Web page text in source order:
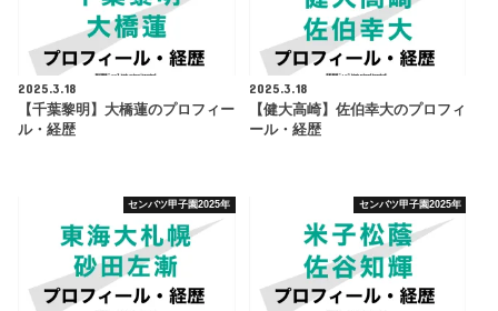
2025.3.18
【千葉黎明】大橋蓮のプロフィー
ル・経歴
2025.3.18
【健大高崎】佐伯幸大のプロフィ
ール・経歴
センバツ甲子園2025年 センバツ甲子園2025年